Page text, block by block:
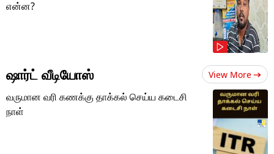
என்ன?
ஷார்ட் வீடியோஸ் View More
வருமான வரி கணக்கு தாக்கல் செய்ய கடைசி
நாள்